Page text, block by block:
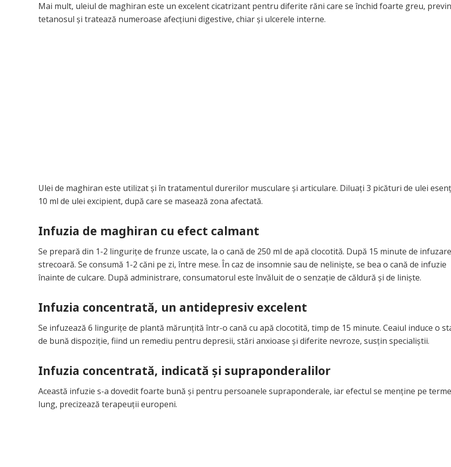
Mai mult, uleiul de maghiran este un excelent cicatrizant pentru diferite răni care se închid foarte greu,
tetanosul şi tratează numeroase afecţiuni digestive, chiar şi ulcerele interne.
Ulei de maghiran este utilizat şi în tratamentul durerilor musculare şi articulare. Diluaţi 3 picături de ulei
10 ml de ulei excipient, după care se masează zona afectată.
Infuzia de maghiran cu efect calmant
Se prepară din 1-2 linguriţe de frunze uscate, la o cană de 250 ml de apă clocotită. După 15 minute de
strecoară. Se consumă 1-2 căni pe zi, între mese. În caz de insomnie sau de nelinişte, se bea o cană de infuzie
înainte de culcare. După administrare, consumatorul este învăluit de o senzaţie de căldură şi de linişte.
Infuzia concentrată, un antidepresiv excelent
Se infuzează 6 linguriţe de plantă mărunţită într-o cană cu apă clocotită, timp de 15 minute. Ceaiul induce o
de bună dispoziţie, fiind un remediu pentru depresii, stări anxioase şi diferite nevroze, susţin specialiştii.
Infuzia concentrată, indicată şi supraponderalilor
Această infuzie s-a dovedit foarte bună şi pentru persoanele supraponderale, iar efectul se menţine pe
lung, precizează terapeuţii europeni.